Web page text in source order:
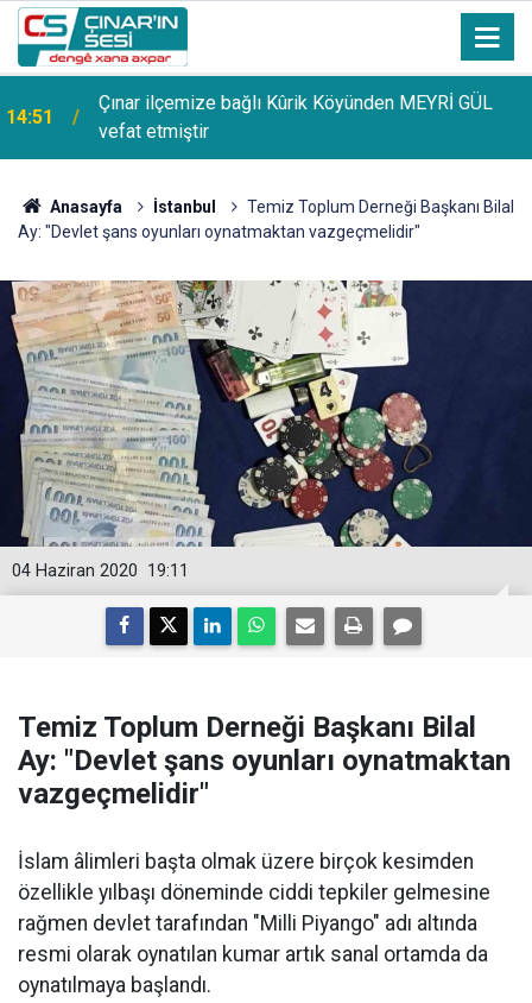
14:44
Uzmanından güneşten korunma uyarısı: Güneş
lekelerinin yanı sıra bazı cilt kanserlerine de yol
açabilir
Anasayfa İstanbul
Temiz Toplum Derneği Başkanı Bilal
Ay: "Devlet şans oyunları oynatmaktan vazgeçmelidir"
19:11
04 Haziran 2020
Temiz Toplum Derneği Başkanı Bilal
Ay: "Devlet şans oyunları oynatmaktan
vazgeçmelidir"
​İslam âlimleri başta olmak üzere birçok kesimden
özellikle yılbaşı döneminde ciddi tepkiler gelmesine
rağmen devlet tarafından "Milli Piyango" adı altında
resmi olarak oynatılan kumar artık sanal ortamda da
oynatılmaya başlandı.